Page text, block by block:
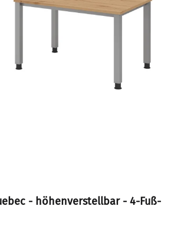
- höhenverstellbar - 4-Fuß-